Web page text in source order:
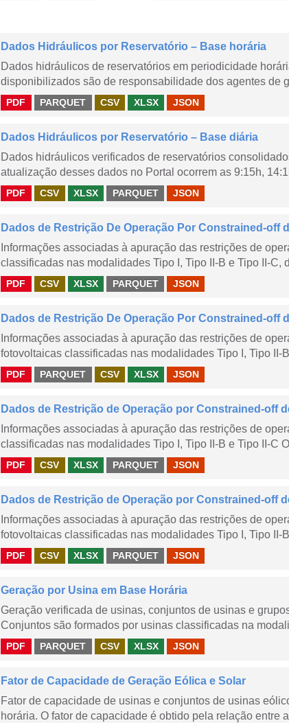
Dados Hidráulicos por Reservatório – Base horária
Dados hidráulicos de reservatórios em periodicidade
disponibilizados são de responsabilidade dos agentes de
PDF PARQUET CSV XLSX JSON
Dados Hidráulicos por Reservatório – Base diária
Dados hidráulicos verificados de reservatórios
atualização desses dados no Portal ocorrem as 9:15h,
PDF CSV XLSX PARQUET JSON
Dados de Restrição De Operação Por Constrained-off
Informações associadas à apuração das restrições de
classificadas nas modalidades Tipo I, Tipo II-B e Tipo II-C,
PDF CSV XLSX PARQUET JSON
Dados de Restrição De Operação Por Constrained-off
Informações associadas à apuração das restrições de
fotovoltaicas classificadas nas modalidades Tipo I, Tipo II-
PDF PARQUET CSV XLSX JSON
Dados de Restrição de Operação por Constrained-off
Informações associadas à apuração das restrições de
classificadas nas modalidades Tipo I, Tipo II-B e Tipo II-C
PDF CSV XLSX PARQUET JSON
Dados de Restrição de Operação por Constrained-off
Informações associadas à apuração das restrições de
fotovoltaicas classificadas nas modalidades Tipo I, Tipo II-
PDF CSV XLSX PARQUET JSON
Geração por Usina em Base Horária
Geração verificada de usinas, conjuntos de usinas e
Conjuntos são formados por usinas classificadas na
PDF PARQUET CSV XLSX JSON
Fator de Capacidade de Geração Eólica e Solar
Fator de capacidade de usinas e conjuntos de usinas
horária. O fator de capacidade é obtido pela relação entre